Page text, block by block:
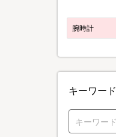
腕時計
キーワード